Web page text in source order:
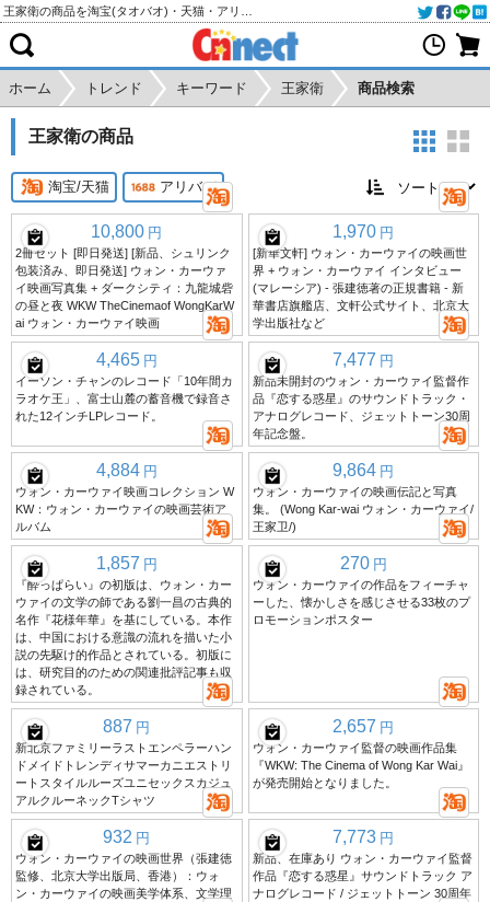
ホーム トレンド キーワード 王家衛 商品検索
王家衛の商品
淘宝/天猫 アリババ
10,800 円
2冊セット [即日発送] [新品、シュリンク
包装済み、即日発送] ウォン・カーウァ
イ映画写真集 + ダークシティ：九龍城砦
の昼と夜 WKW TheCinemaof WongKarW
ai ウォン・カーウァイ映画
1,970 円
[新華文軒] ウォン・カーウァイの映画世
界 + ウォン・カーウァイ インタビュー
(マレーシア) - 張建徳著の正規書籍 - 新
華書店旗艦店、文軒公式サイト、北京大
学出版社など
4,465 円
イーソン・チャンのレコード「10年間カ
ラオケ王」、富士山麓の蓄音機で録音さ
れた12インチLPレコード。
7,477 円
新品未開封のウォン・カーウァイ監督作
品『恋する惑星』のサウンドトラック・
アナログレコード、ジェットトーン30周
年記念盤。
4,884 円
ウォン・カーウァイ映画コレクション W
KW：ウォン・カーウァイの映画芸術ア
ルバム
9,864 円
ウォン・カーウァイの映画伝記と写真
集。 (Wong Kar-wai ウォン・カーウァイ/
王家卫/)
1,857 円
『酔っぱらい』の初版は、ウォン・カー
ウァイの文学の師である劉一昌の古典的
名作『花様年華』を基にしている。本作
は、中国における意識の流れを描いた小
説の先駆け的作品とされている。初版に
は、研究目的のための関連批評記事も収
録されている。
270 円
ウォン・カーウァイの作品をフィーチャ
ーした、懐かしさを感じさせる33枚のプ
ロモーションポスター
887 円
新北京ファミリーラストエンペラーハン
ドメイドトレンディサマーカニエストリ
ートスタイルルーズユニセックスカジュ
アルクルーネックTシャツ
2,657 円
ウォン・カーウァイ監督の映画作品集
『WKW: The Cinema of Wong Kar Wai』
が発売開始となりました。
932 円
ウォン・カーウァイの映画世界（張建徳
監修、北京大学出版局、香港）：ウォ
ン・カーウァイの映画美学体系、文学理
7,773 円
新品、在庫あり ウォン・カーウァイ監督
作品『恋する惑星』サウンドトラック ア
ナログレコード / ジェットトーン 30周年